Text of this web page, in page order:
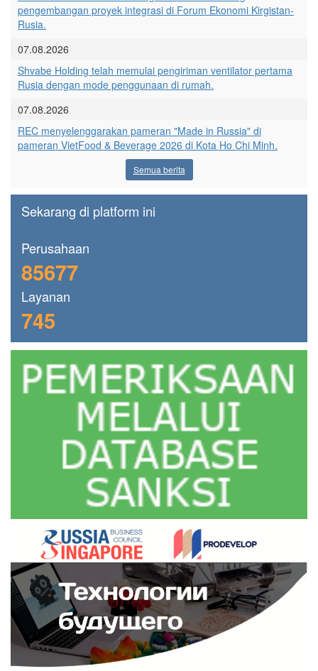
pengembangan proyek integrasi di Forum Ekonomi Kirgistan-
Rusia.
07.08.2026
Shvabe Holding telah memulai pengiriman ventilator pertama
Rusia dengan mode penggunaan di rumah.
07.08.2026
REC menyelenggarakan pameran "Made in Russia" di
pameran VietFood & Beverage 2026 di Kota Ho Chi Minh.
Semua berita
Sekarang di platform ini
Perusahaan
85677
Layanan
745